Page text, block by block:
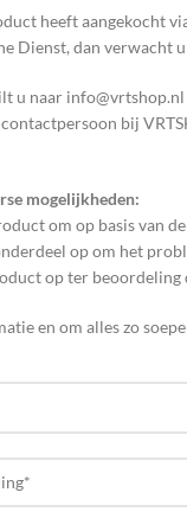
heeft aangekocht
Dienst, dan verwacht
u naar
bij
mogelijkheden:
om op basis van
op om het
op ter beoordeling
en om alles zo